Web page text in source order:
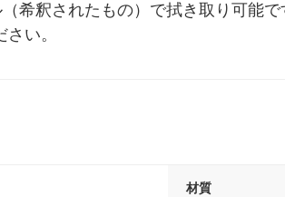
希釈されたもの）で拭き取り可能
い。
材質